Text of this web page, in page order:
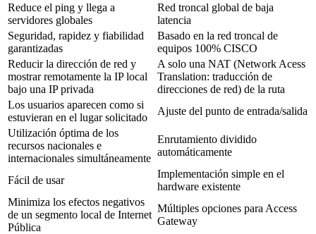
Reduce el ping y llega a
servidores globales
Red troncal global de baja
latencia
Seguridad, rapidez y fiabilidad
garantizadas
Basado en la red troncal de
equipos 100% CISCO
Reducir la dirección de red y
mostrar remotamente la IP local
bajo una IP privada
A solo una NAT (Network Acess
Translation: traducción de
direcciones de red) de la ruta
Los usuarios aparecen como si
estuvieran en el lugar solicitado
Ajuste del punto de entrada/salida
Utilización óptima de los
recursos nacionales e
internacionales simultáneamente
Enrutamiento dividido
automáticamente
Fácil de usar
Implementación simple en el
hardware existente
Minimiza los efectos negativos
de un segmento local de Internet
Pública
Múltiples opciones para Access
Gateway